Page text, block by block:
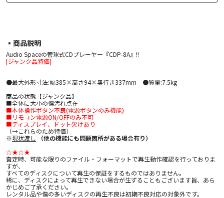
▪︎商品説明
Audio Spaceの管球式CDプレーヤー『CDP-8A』!!
[ジャンク品特価]
●最大外形寸法:幅385×高さ94×奥行き337mm ●質量:7.5kg
商品の状態【ジャンク品】
■全体に大小の傷汚れ点在
■本体操作ボタン不良(電源ボタンのみ機能)
■リモコン電源ON/OFFのみ不可
■ディスプレイ、ドット欠けあり
（→これらのため特価）
※現状渡し
（他の機能にも問題箇所がある場合有り）
☆★☆★
査定時、可能な限りのファイル・フォーマットで再生動作確認を行っておりま
すが、
すべてのディスクについて再生の保証をするものではありません。
稀に、ディスクによって再生できない場合が生ずることもございます旨、あら
かじめご了承ください。
レンタル品や傷の多いディスクの再生不良は初期不良対応の対象外です。